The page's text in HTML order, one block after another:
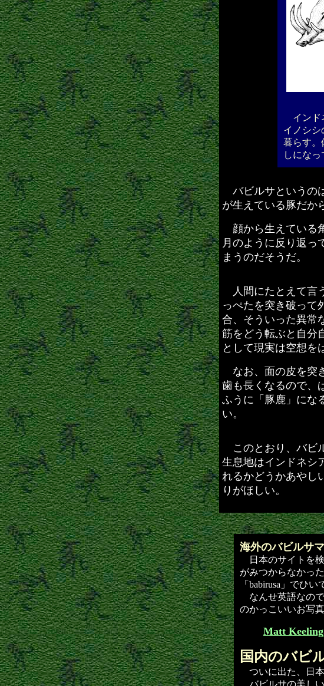
インド
イノシシ
暮らす。
しにな
バビルサというの
が生えている豚だか
顔から生えている
月のように反り返っ
まうのだそうだ。
人間にたとえて言
っぺたを突き破って
合、そういった異常
筋をどう転ぶと自分
として現実は空想を
なお、面の皮を突
歯も長くなるので、
ふうに「豚鹿」にな
い。
このとおり、バビ
生息地はインドネシ
れるかどうかあやし
りがほしい。
海外のバビルサ
日本のサイトを
がみつからなかっ
「babirusa」でひ
なんせ英語なの
のかっこいいお写
Matt
国内のバビ
ついに出た、日本
バビルサの美し